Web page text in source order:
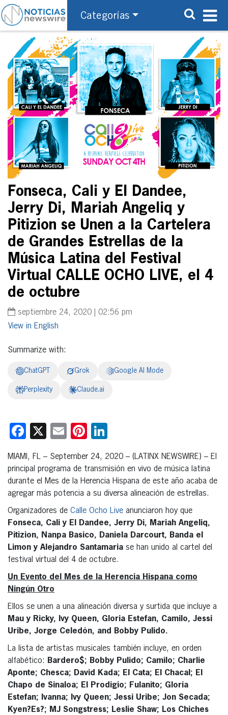
Categorías
Fonseca, Cali y El Dandee,
Jerry Di, Mariah Angeliq y
Pitizion se Unen a la Cartelera
de Grandes Estrellas de la
Música Latina del Festival
Virtual CALLE OCHO LIVE, el 4
de octubre
septiembre 24, 2020 | 02:56 pm
English
Summarize with:
ChatGPT Grok Google AI Mode
Perplexity Claude.ai
Facebook
X EmailPinterest
MIAMI, FL – September 24, 2020 – (LATINX NEWSWIRE) – El
principal programa de transmisión en vivo de música latina
durante el Mes de la Herencia Hispana de este año acaba de
agregar más potencia a su diversa alineación de estrellas.
Organizadores de Calle Ocho Live anunciaron hoy que
Fonseca, Cali y El Dandee, Jerry Di, Mariah Angeliq,
Pitizion, Nanpa Basico, Daniela Darcourt, Banda el
Limon y Alejandro Santamaria se han unido al cartel del
festival virtual del 4 de octubre.
Un Evento del Mes de la Herencia Hispana como
Ningún Otro
Ellos se unen a una alineación diversa y surtida que incluye a
Mau y Ricky, Ivy Queen, Gloria Estefan, Camilo, Jessi
Uribe, Jorge Celedón, and Bobby Pulido.
La lista de artistas musicales también incluye, en orden
alfabético: Bardero$; Bobby Pulido; Camilo; Charlie
Aponte; Chesca; David Kada; El Cata; El Chacal; El
Chapo de Sinaloa; El Prodigio; Fulanito; Gloria
Estefan; Ivanna; Ivy Queen; Jessi Uribe; Jon Secada;
Kyen?Es?; MJ Songstress; Leslie Shaw; Los Chiches